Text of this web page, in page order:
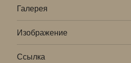
Галерея
Изображение
Ссылка